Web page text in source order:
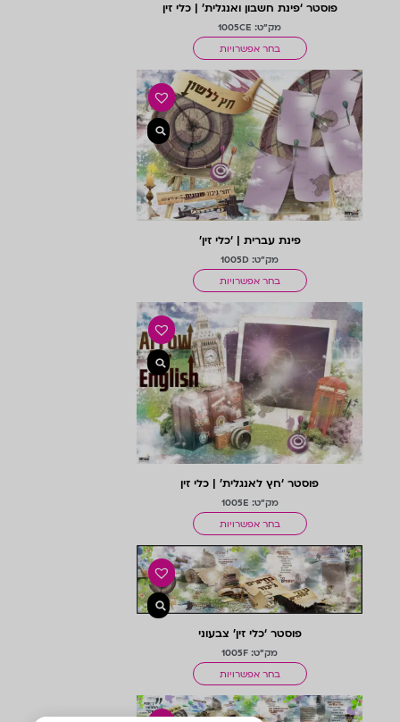
פוסטר ‘פינת חשבון ואנגלית’ | כלי זין
מק"ט: 1005CE
בחר אפשרויות
פינת עברית | ‘כלי זין’
מק"ט: 1005D
בחר אפשרויות
פוסטר ‘חץ לאנגלית’ | כלי זין
מק"ט: 1005E
בחר אפשרויות
פוסטר ‘כלי זין’ צבעוני
מק"ט: 1005F
בחר אפשרויות